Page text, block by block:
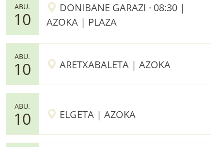
ABU.
10
DONIBANE GARAZI · 08:30 |
AZOKA | PLAZA
ABU.
10 ARETXABALETA | AZOKA
ABU.
10 ELGETA | AZOKA